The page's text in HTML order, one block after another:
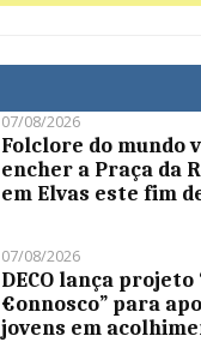
07/08/2026
Folclore do mundo
encher a Praça da
em Elvas este fim
07/08/2026
DECO lança projeto
€onnosco” para
jovens em